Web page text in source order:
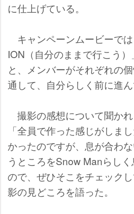
に仕上げている。
キャンペーンムービーで
ION（自分のままで行こう
と、メンバーがそれぞれの
通して、自分らしく前に進ん
撮影の感想について聞か
「全員で作った感じがしま
かったのですが、息が合わ
うところをSnow Manらし
ので、ぜひそこをチェック
影の見どころを語った。